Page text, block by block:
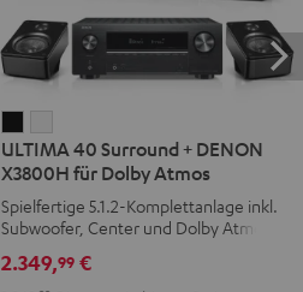
40
Surround
+
DENON
X3800H
40
Surround
+
DENON
X3800H
ULTIMA 40 Surround + DENON
X3800H für Dolby Atmos
Spielfertige 5.1.2-Komplettanlage inkl.
Subwoofer, Center und Dolby Atmos
2.349,99 €